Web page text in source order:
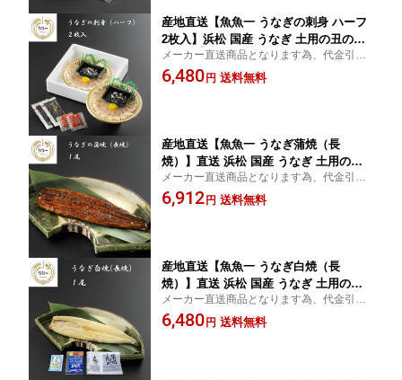
産地直送【魚魚一 うなぎの刺身 ハーフ
2枚入】浜松 国産 うなぎ 土用の丑の日
うなぎの刺身 贅沢 ご褒美 toto-5
メーカー直送商品となります為、代金引換
でのお支払いはできません。
6,480円 送料無料
産地直送【魚魚一 うなぎ蒲焼（長
焼）】直送 浜松 国産 うなぎ 土用の丑
の日 蒲焼 長焼 贅沢 ご褒美 toto-12
メーカー直送商品となります為、代金引換
でのお支払いはできません。
6,912円 送料無料
産地直送【魚魚一 うなぎ白焼（長
焼）】直送 浜松 国産 うなぎ 土用の丑
の日 蒲焼 白焼 長焼 贅沢 ご褒美 toto-13
メーカー直送商品となります為、代金引換
でのお支払いはできません。
6,480円 送料無料